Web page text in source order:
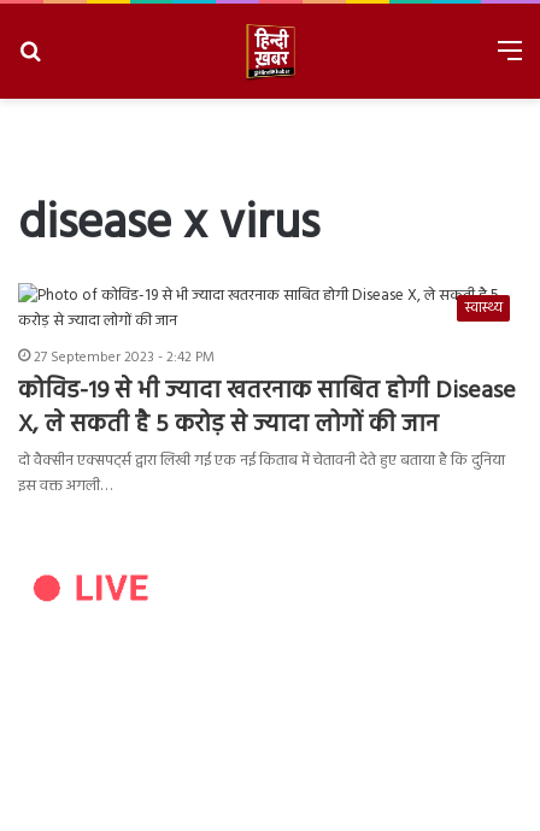
disease x virus
स्वास्थ्य
27 September 2023 - 2:42 PM
कोविड-19 से भी ज्यादा खतरनाक साबित होगी Disease
X, ले सकती है 5 करोड़ से ज्यादा लोगों की जान
दो वैक्सीन एक्सपर्ट्स द्वारा लिखी गई एक नई किताब में चेतावनी देते हुए बताया है कि दुनिया
इस वक्त अगली…